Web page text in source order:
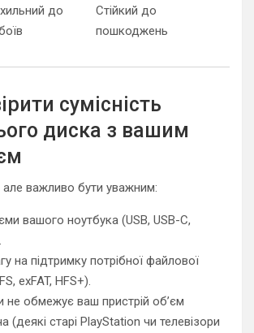
до
Стійкий до
пошкоджень
сумісність
диска з вашим
але важливо бути уважним:
вашого ноутбука (USB, USB-C,
на підтримку потрібної файлової
exFAT, HFS+).
не обмежує ваш пристрій об’єм
(деякі старі PlayStation чи телевізори